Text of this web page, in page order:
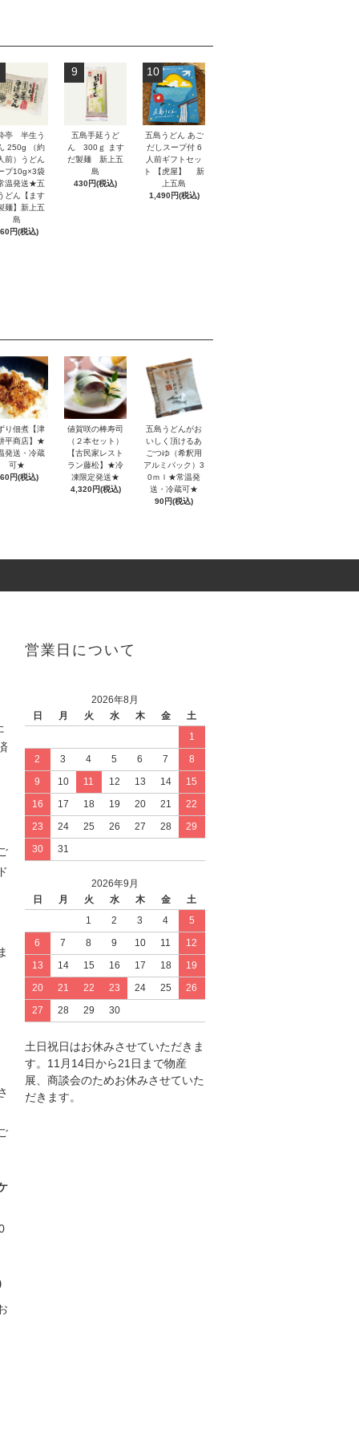
亭 半生う
250g （約
前）うどん
プ10g×3袋
温発送★五
どん【ます
麺】新上五
島
円(税込)
9
五島手延うど
ん 300ｇ ます
だ製麺 新上五
島
430円(税込)
10
五島うどん あご
だしスープ付 6
人前ギフトセッ
ト 【虎屋】 新
上五島
1,490円(税込)
り佃煮【津
平商店】★
発送・冷蔵
可★
円(税込)
値賀咲の棒寿司
（２本セット）
【古民家レスト
ラン藤松】★冷
凍限定発送★
4,320円(税込)
五島うどんがお
いしく頂けるあ
ごつゆ（希釈用
アルミパック）3
0ｍｌ★常温発
送・冷蔵可★
90円(税込)
営業日について
2026年8月
日
月 火 水 木 金
土
1
2
3 4 5 6 7
8
9
10 11 12 13 14
15
16
17 18 19 20 21
22
23
24 25 26 27 28
29
30
31
2026年9月
日
月 火 水 木 金
土
1
2 3 4
5
6
7 8 9 10 11
12
13
14 15 16 17 18
19
20
21 22 23 24 25
26
27
28 29 30
土日祝日はお休みさせていただきま
す。11月14日から21日まで物産
展、商談会のためお休みさせていた
だきます。